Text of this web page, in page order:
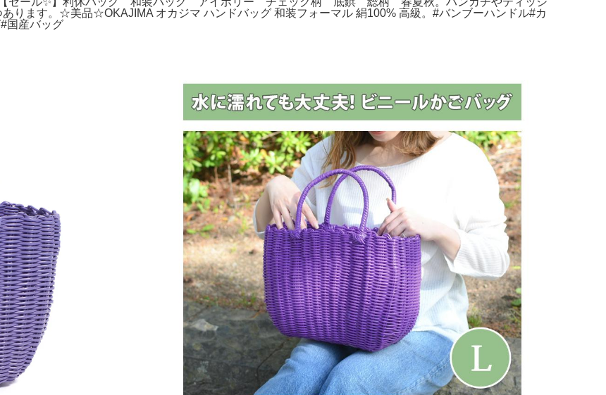
ります。☆美品☆OKAJIMA オカジマ ハンドバッグ 和装フォーマル 絹100% 高級。#バンブーハンドル#カ
国産バッグ